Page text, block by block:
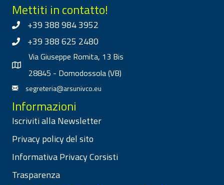
Mettiti in contatto!
+39 388 984 3952
+39 388 625 2480
Via Giuseppe Romita, 13 Bis
28845 - Domodossola (VB)
segreteria@arsunivco.eu
Informazioni
Iscriviti alla Newsletter
Privacy policy del sito
Informativa Privacy Corsisti
Trasparenza